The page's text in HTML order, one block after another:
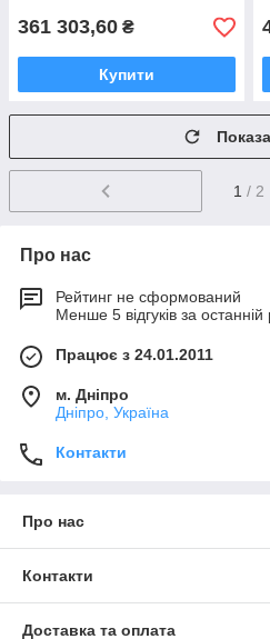
361 303,60 ₴
Купити
1 / 2
Про нас
Рейтинг не сформований
Менше 5 відгуків за останній
Працює з 24.01.2011
м. Дніпро
Дніпро, Україна
Контакти
Про нас
Контакти
Доставка та оплата